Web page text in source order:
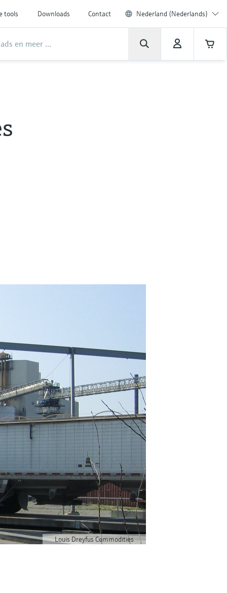
tools Downloads Contact Nederland (Nederlands)
Louis Dreyfus Commodities